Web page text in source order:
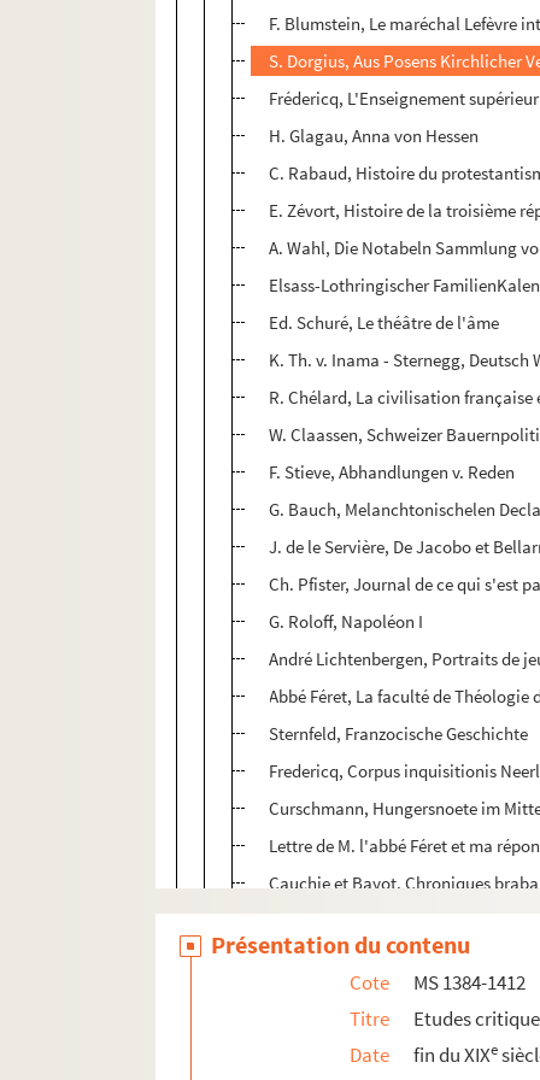
F. Blumstein, Le maréchal Lefèvre
S. Dorgius, Aus Posens Kirchlicher
Frédericq, L'Enseignement
H. Glagau, Anna von Hessen
C. Rabaud, Histoire du
E. Zévort, Histoire de la troisième
A. Wahl, Die Notabeln Sammlung
Elsass-Lothringischer
Ed. Schuré, Le théâtre de l'âme
K. Th. v. Inama - Sternegg,
R. Chélard, La civilisation française
W. Claassen, Schweizer
F. Stieve, Abhandlungen v. Reden
G. Bauch, Melanchtonischelen
J. de le Servière, De Jacobo et
Ch. Pfister, Journal de ce qui s'est
G. Roloff, Napoléon I
André Lichtenbergen, Portraits de
Abbé Féret, La faculté de Théologie
Sternfeld, Franzocische Geschichte
Fredericq, Corpus inquisitionis
Curschmann, Hungersnoete im
Lettre de M. l'abbé Féret et ma
Cauchie et Bayot, Chroniques
Des Marez, Les luttes sociales en
Knuttel, Catologus von de
Nerlinger, La vie à Strasbourg au
Dijon, Le bourg et l'abbaye de St
Barroux, Les Archives de la Seine
Présentation du contenu
Cote
MS 1384-1412
Titre
Etudes
Date
fin du XIXe